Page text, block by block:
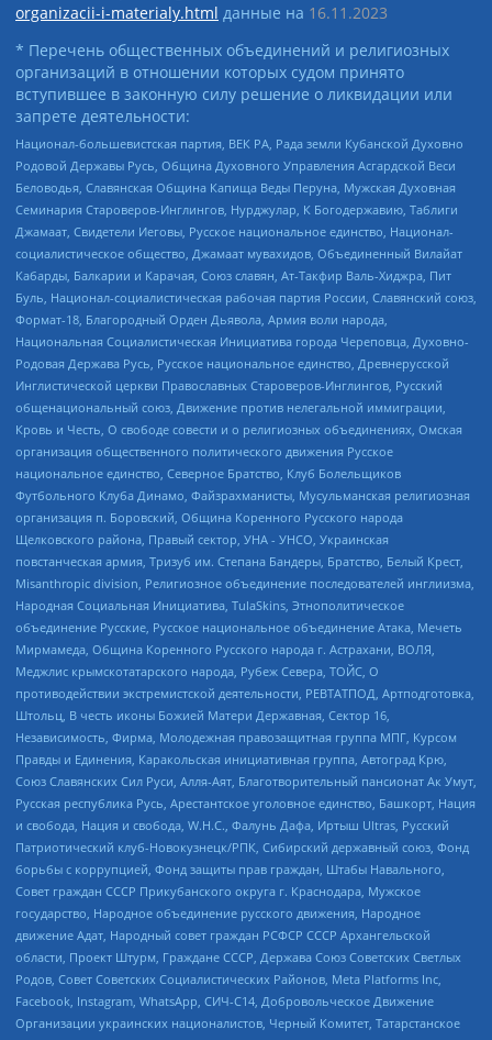
organizacii-i-materialy.html данные на 16.11.2023
* Перечень общественных объединений и религиозных
организаций в отношении которых судом принято
вступившее в законную силу решение о ликвидации или
запрете деятельности:
Национал-большевистская партия, ВЕК РА, Рада земли Кубанской Духовно
Родовой Державы Русь, Община Духовного Управления Асгардской Веси
Беловодья, Славянская Община Капища Веды Перуна, Мужская Духовная
Семинария Староверов-Инглингов, Нурджулар, К Богодержавию, Таблиги
Джамаат, Свидетели Иеговы, Русское национальное единство, Национал-
социалистическое общество, Джамаат мувахидов, Объединенный Вилайат
Кабарды, Балкарии и Карачая, Союз славян, Ат-Такфир Валь-Хиджра, Пит
Буль, Национал-социалистическая рабочая партия России, Славянский союз,
Формат-18, Благородный Орден Дьявола, Армия воли народа,
Национальная Социалистическая Инициатива города Череповца, Духовно-
Родовая Держава Русь, Русское национальное единство, Древнерусской
Инглистической церкви Православных Староверов-Инглингов, Русский
общенациональный союз, Движение против нелегальной иммиграции,
Кровь и Честь, О свободе совести и о религиозных объединениях, Омская
организация общественного политического движения Русское
национальное единство, Северное Братство, Клуб Болельщиков
Футбольного Клуба Динамо, Файзрахманисты, Мусульманская религиозная
организация п. Боровский, Община Коренного Русского народа
Щелковского района, Правый сектор, УНА - УНСО, Украинская
повстанческая армия, Тризуб им. Степана Бандеры, Братство, Белый Крест,
Misanthropic division, Религиозное объединение последователей инглиизма,
Народная Социальная Инициатива, TulaSkins, Этнополитическое
объединение Русские, Русское национальное объединение Атака, Мечеть
Мирмамеда, Община Коренного Русского народа г. Астрахани, ВОЛЯ,
Меджлис крымскотатарского народа, Рубеж Севера, ТОЙС, О
противодействии экстремистской деятельности, РЕВТАТПОД, Артподготовка,
Штольц, В честь иконы Божией Матери Державная, Сектор 16,
Независимость, Фирма, Молодежная правозащитная группа МПГ, Курсом
Правды и Единения, Каракольская инициативная группа, Автоград Крю,
Союз Славянских Сил Руси, Алля-Аят, Благотворительный пансионат Ак Умут,
Русская республика Русь, Арестантское уголовное единство, Башкорт, Нация
и свобода, Нация и свобода, W.H.С., Фалунь Дафа, Иртыш Ultras, Русский
Патриотический клуб-Новокузнецк/РПК, Сибирский державный союз, Фонд
борьбы с коррупцией, Фонд защиты прав граждан, Штабы Навального,
Совет граждан СССР Прикубанского округа г. Краснодара, Мужское
государство, Народное объединение русского движения, Народное
движение Адат, Народный совет граждан РСФСР СССР Архангельской
области, Проект Штурм, Граждане СССР, Держава Союз Советских Светлых
Родов, Совет Советских Социалистических Районов, Meta Platforms Inc,
Facebook, Instagram, WhatsApp, СИЧ-С14, Добровольческое Движение
Организации украинских националистов, Черный Комитет, Татарстанское